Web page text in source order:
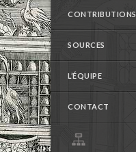
CONTRIBUTIONS
SOURCES
L’ÉQUIPE
CONTACT